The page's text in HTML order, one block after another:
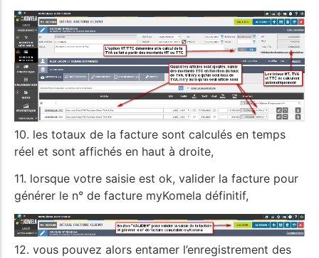
10. les totaux de la facture sont calculés en temps
réel et sont affichés en haut à droite,
11. lorsque votre saisie est ok, valider la facture pour
générer le n° de facture myKomela définitif,
12. vous pouvez alors entamer l’enregistrement des